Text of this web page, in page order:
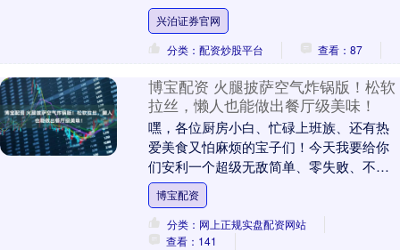
春日限定， 既美味又营养。 一、香椿：春
日的....
兴泊证券官网
分类：配资炒股平台
查看：87
博宝配资 火腿披萨空气炸锅版！松软
拉丝，懒人也能做出餐厅级美味！
嘿，各位厨房小白、忙碌上班族、还有热
爱美食又怕麻烦的宝子们！今天我要给你
们安利一个超级无敌简单、零失败、不用
揉面、不用烤箱，只要有空气炸锅就能搞
定的——火腿披萨....
博宝配资
分类：网上正规实盘配资网站
查看：141